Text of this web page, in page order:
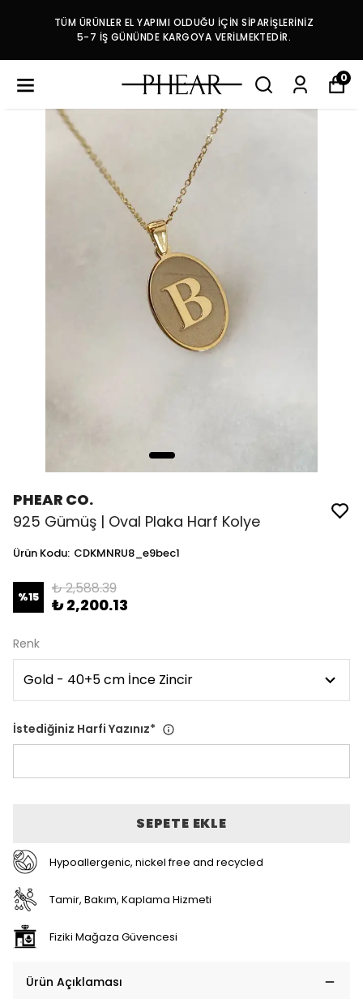
TÜM ÜRÜNLER EL YAPIMI OLDUĞU İÇİN SİPARİŞLERİNİZ
5-7 İŞ GÜNÜNDE KARGOYA VERİLMEKTEDİR.
0
PHEAR CO.
925 Gümüş | Oval Plaka Harf Kolye
Ürün Kodu: CDKMNRU8_e9bec1
%15 ₺ 2,588.39
₺ 2,200.13
Renk
İstediğiniz Harfi Yazınız*
SEPETE EKLE
Hypoallergenic, nickel free and recycled
Tamir, Bakım, Kaplama Hizmeti
Fiziki Mağaza Güvencesi
Ürün Açıklaması